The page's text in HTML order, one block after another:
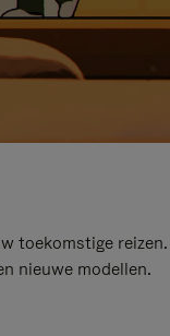
toekomstige reizen.
nieuwe modellen.